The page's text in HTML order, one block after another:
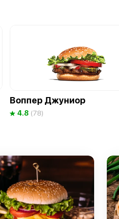
Воппер Джуниор
4.8 (78)